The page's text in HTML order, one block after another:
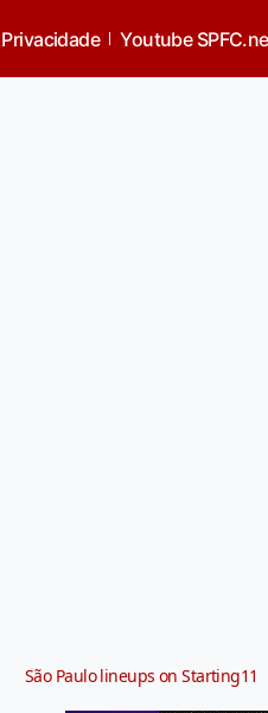
Privacidade Youtube
São Paulo lineups on Starting11